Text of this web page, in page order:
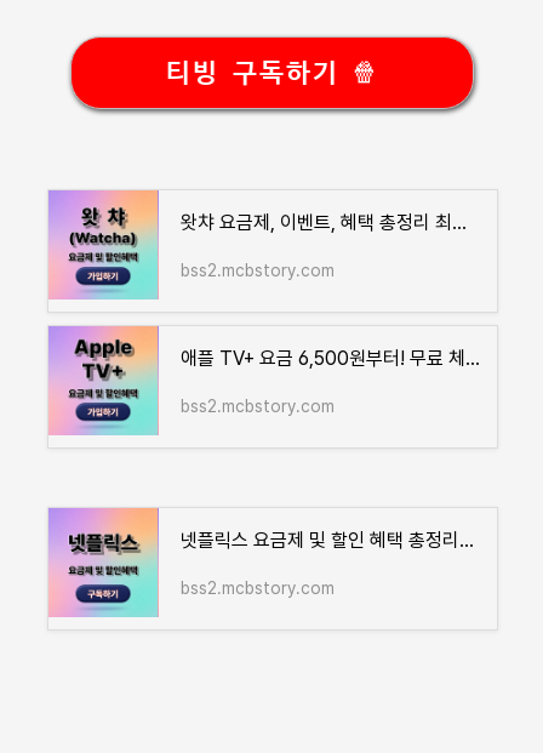
티빙 구독하기 🍿
왓챠 요금제, 이벤트, 혜택 총정리 최대 26% 할인!
bss2.mcbstory.com
애플 TV+ 요금 6,500원부터! 무료 체험, 실속형 혜택 총정리
bss2.mcbstory.com
넷플릭스 요금제 및 할인 혜택 총정리｜가성비 구독 방법 안내
bss2.mcbstory.com